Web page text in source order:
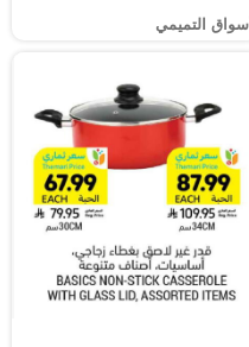
التميمي